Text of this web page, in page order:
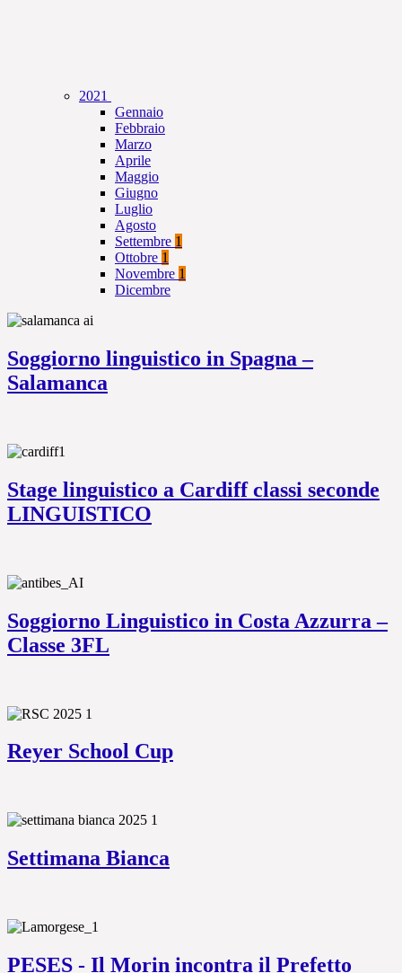
2021
Gennaio
Febbraio
Marzo
Aprile
Maggio
Giugno
Luglio
Agosto
Settembre 1
Ottobre 1
Novembre 1
Dicembre
Soggiorno linguistico in Spagna –
Salamanca
Stage linguistico a Cardiff classi seconde
LINGUISTICO
Soggiorno Linguistico in Costa Azzurra –
Classe 3FL
Reyer School Cup
Settimana Bianca
PESES - Il Morin incontra il Prefetto